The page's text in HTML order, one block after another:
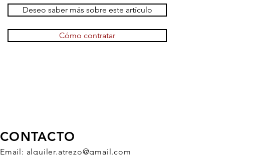
Deseo saber más sobre este artículo
Cómo contratar
CONTACTO
Email: alquiler.atrezo@gmail.com